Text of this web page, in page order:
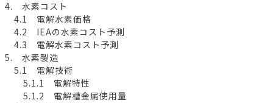
4. 水素コスト
4.1 電解水素価格
4.2 IEAの水素コスト予測
4.3 電解水素コスト予測
5. 水素製造
5.1 電解技術
5.1.1 電解特性
5.1.2 電解槽金属使用量